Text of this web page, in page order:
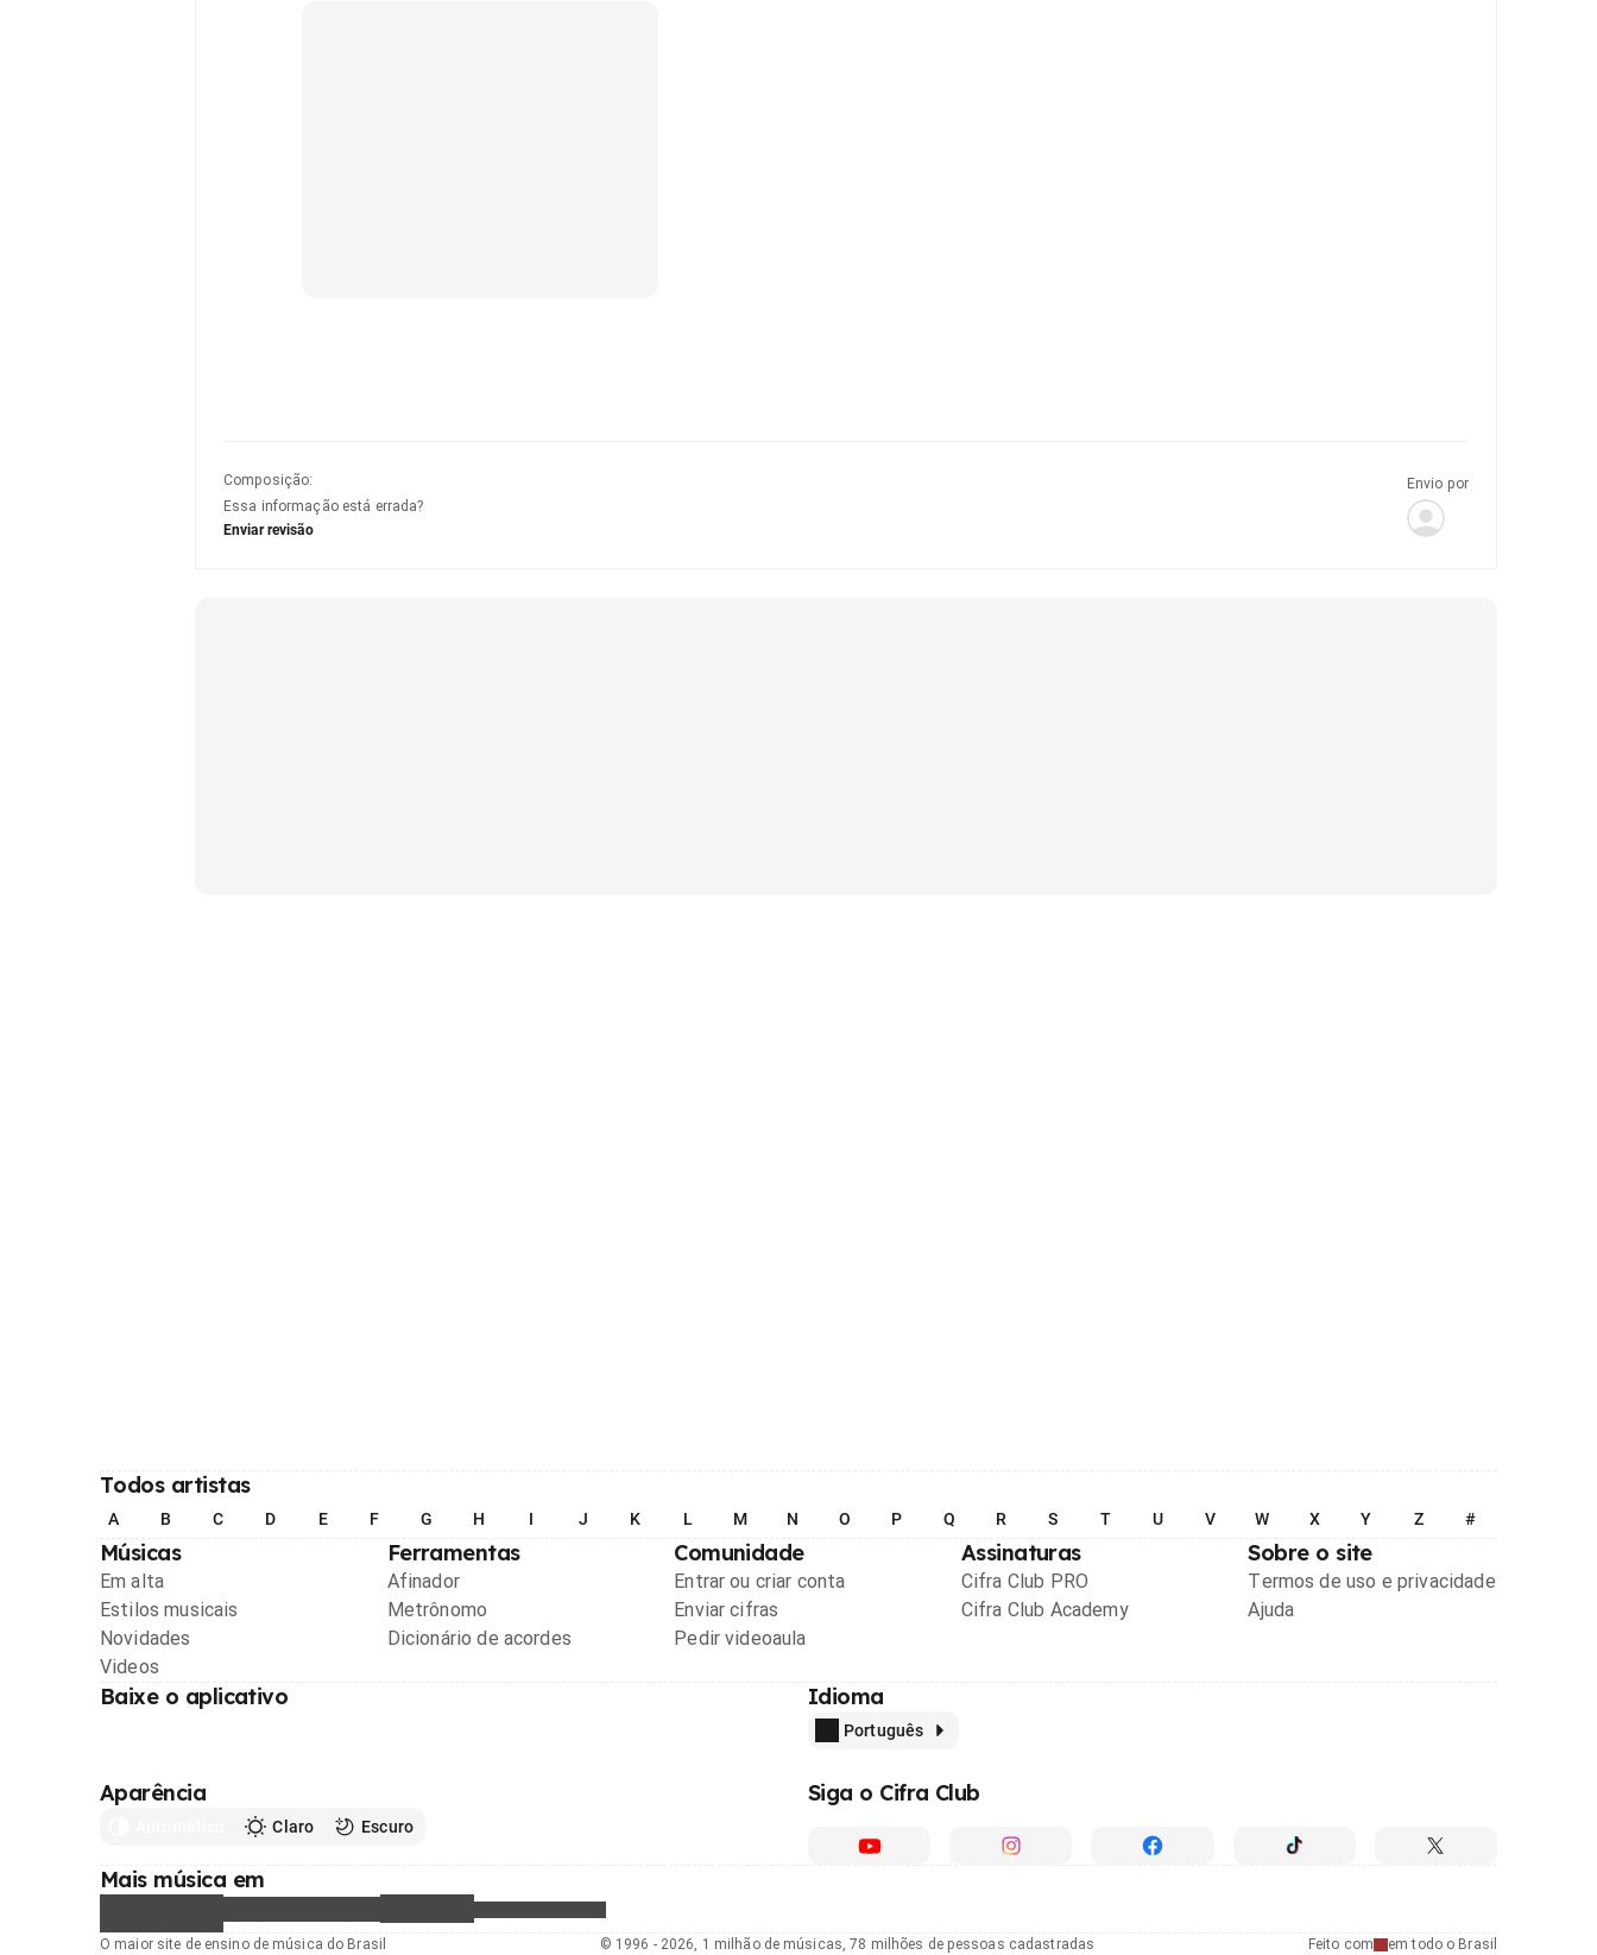
Composição:
Essa informação está errada?
Enviar revisão
Envio por
Todos artistas
A B C D E F G H I J K L M N O P Q R S T U V W X Y Z #
Músicas
Em alta
Estilos musicais
Novidades
Videos
Ferramentas
Afinador
Metrônomo
Dicionário de acordes
Comunidade
Entrar ou criar conta
Enviar cifras
Pedir videoaula
Assinaturas
Cifra Club PRO
Cifra Club Academy
Sobre o site
Termos de uso e privacidade
Ajuda
Baixe o aplicativo Idioma
Português
Aparência
Claro Escuro
Siga o Cifra Club
Mais música em
O maior site de ensino de música do Brasil Feito com em todo o Brasil
© 1996 - 2026, 1 milhão de músicas, 78 milhões de pessoas cadastradas